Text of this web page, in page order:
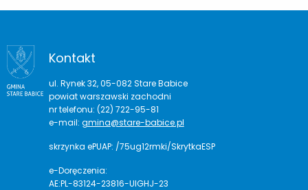
Kontakt
ul. Rynek 32, 05-082 Stare Babice
powiat warszawski zachodni
nr telefonu: (22) 722-95-81
e-mail: gmina@stare-babice.pl
skrzynka ePUAP: /75ug12rmki/SkrytkaESP
e-Doręczenia:
AE:PL-83124-23816-UIGHJ-23